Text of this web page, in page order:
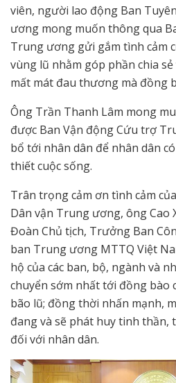
viên, người lao động Ban
ương mong muốn thông qua
Trung ương gửi gắm tình cảm
vùng lũ nhằm góp phần chia
mất mát đau thương mà đồng
Ông Trần Thanh Lâm mong
được Ban Vận động Cứu trợ
bổ tới nhân dân để nhân dân
thiết cuộc sống.
Trân trọng cảm ơn tình cảm
Dân vận Trung ương, ông Cao
Đoàn Chủ tịch, Trưởng Ban
ban Trung ương MTTQ Việt
hộ của các ban, bộ, ngành và
chuyển sớm nhất tới đồng bào
bão lũ; đồng thời nhấn mạnh,
đang và sẽ phát huy tinh thần,
đối với nhân dân.